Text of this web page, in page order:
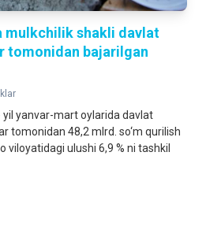
mulkchilik shakli davlat
tomonidan bajarilgan
yanvar-mart oylarida davlat
tomonidan 48,2 mlrd. so‘m qurilish
viloyatidagi ulushi 6,9 % ni tashkil